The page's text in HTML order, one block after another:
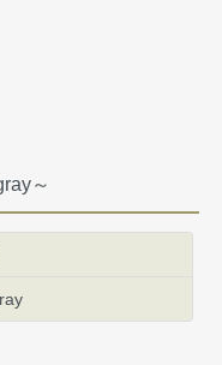
～